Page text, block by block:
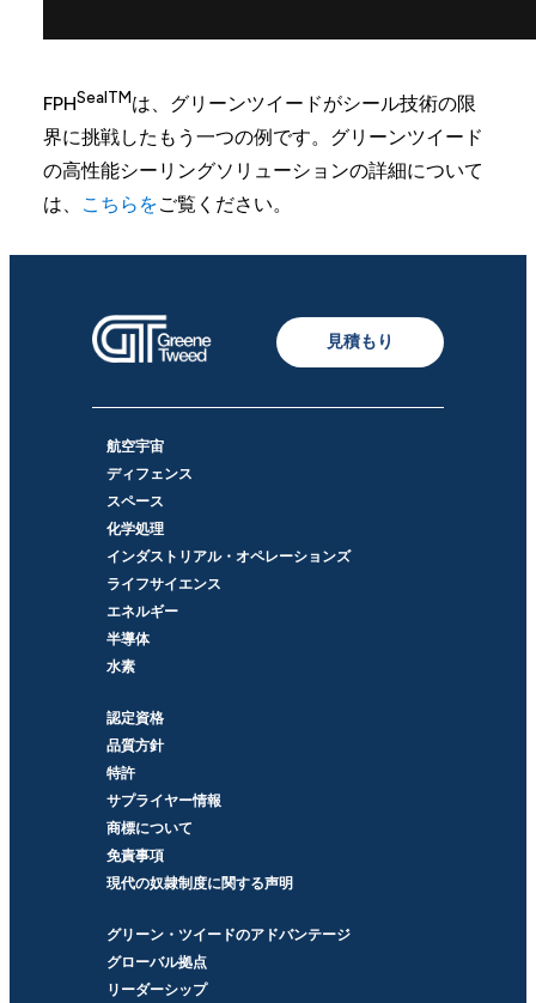
FPHSealTMは、グリーンツイードがシール技術の限
界に挑戦したもう一つの例です。グリーンツイード
の高性能シーリングソリューションの詳細について
は、
こちらをご覧ください。
見積もり
航空宇宙
ディフェンス
スペース
化学処理
インダストリアル・オペレーションズ
ライフサイエンス
エネルギー
半導体
水素
認定資格
品質方針
特許
サプライヤー情報
商標について
免責事項
現代の奴隷制度に関する声明
グリーン・ツイードのアドバンテージ
グローバル拠点
リーダーシップ